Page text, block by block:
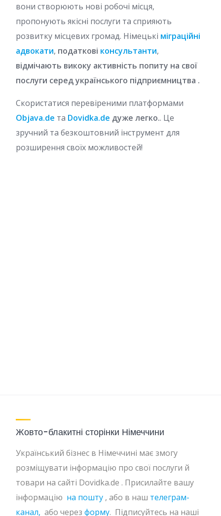
вони створюють нові робочі місця,
пропонують якісні послуги та сприяють
розвитку місцевих громад. Німецькі міграційні
адвокати, податкові консультанти,
відмічають викоку активність попиту на свої
послуги серед українського підприємництва .
Скористатися перевіреними платформами
Objava.de та Dovidka.de дуже легко.. Це
зручний та безкоштовний інструмент для
розширення своїх можливостей!
Жовто-блакитні сторінки Німеччини
Український бізнес в Німеччині має змогу
розміщувати інформацію про свої послуги й
товари на сайті Dovidka.de . Присилайте вашу
інформацію на пошту , або в наш телеграм-
канал, або через форму. Підписуйтесь на наші